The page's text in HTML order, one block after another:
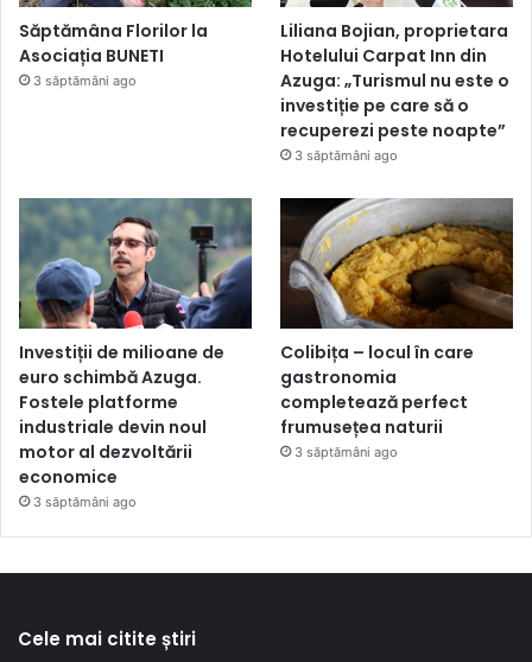
Săptămâna Florilor la
Asociația BUNETI
3 săptămâni ago
Liliana Bojian, proprietara
Hotelului Carpat Inn din
Azuga: „Turismul nu este o
investiție pe care să o
recuperezi peste noapte”
3 săptămâni ago
Investiții de milioane de
euro schimbă Azuga.
Fostele platforme
industriale devin noul
motor al dezvoltării
economice
3 săptămâni ago
Colibița – locul în care
gastronomia
completează perfect
frumusețea naturii
3 săptămâni ago
Cele mai citite știri